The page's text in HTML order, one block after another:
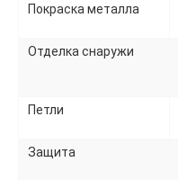
Покраска металла
Отделка снаружи
Петли
Защита